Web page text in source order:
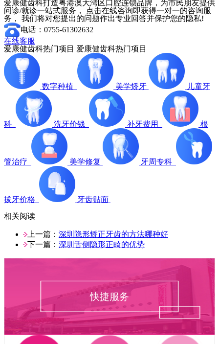
爱康健齿科打造粤港澳大湾区口腔连锁品牌，为市民朋友提供
问诊/就诊一站式服务， 点击在线咨询即获得一对一的咨询服
务， 我们将对您提出的问题作出专业回答并保护您的隐私!
电话：0755-61302632
在线客服
爱康健齿科热门项目 爱康健齿科热门项目
数字种植 美学矫牙 儿童牙
科 洗牙价钱 补牙费用 根
管治疗 美学修复 牙周专科
拔牙价格
牙齿贴面
相关阅读
上一篇： 深圳隐形矫正牙齿的方法哪种好
下一篇： 深圳舌侧隐形正畸的优势
快捷服务